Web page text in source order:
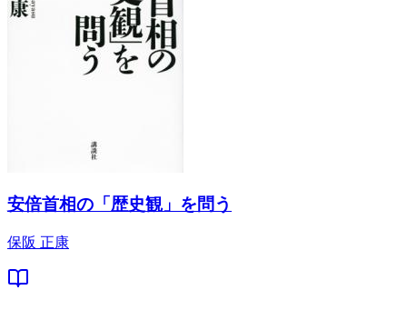
安倍首相の「歴史観」を問う
保阪 正康